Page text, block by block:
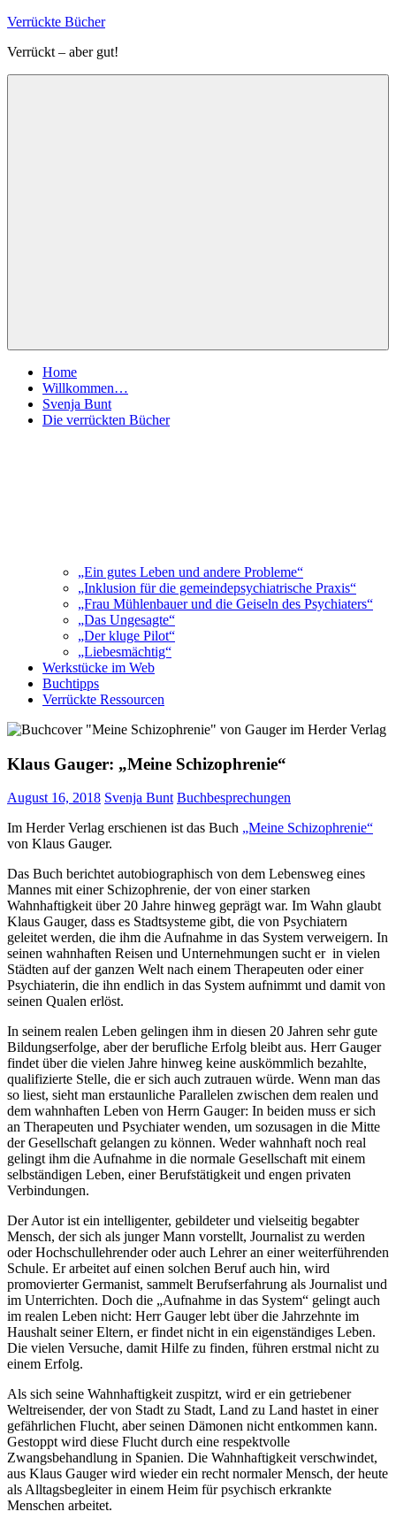
Zum
springen
Verrückte Bücher
Verrückt – aber gut!
Home
Willkommen…
Svenja Bunt
Die verrückten Bücher
„Ein gutes Leben und andere Probleme“
„Inklusion für die gemeindepsychiatrische Praxis“
„Frau Mühlenbauer und die Geiseln des Psychiaters“
„Das Ungesagte“
„Der kluge Pilot“
„Liebesmächtig“
Werkstücke im Web
Buchtipps
Verrückte Ressourcen
Klaus Gauger: „Meine Schizophrenie“
August 16, 2018 Svenja Bunt Buchbesprechungen
Im Herder Verlag erschienen ist das Buch „Meine Schizophrenie“
von Klaus Gauger.
Das Buch berichtet autobiographisch von dem Lebensweg eines
Mannes mit einer Schizophrenie, der von einer starken
Wahnhaftigkeit über 20 Jahre hinweg geprägt war. Im Wahn glaubt
Klaus Gauger, dass es Stadtsysteme gibt, die von Psychiatern
geleitet werden, die ihm die Aufnahme in das System verweigern. In
seinen wahnhaften Reisen und Unternehmungen sucht er in vielen
Städten auf der ganzen Welt nach einem Therapeuten oder einer
Psychiaterin, die ihn endlich in das System aufnimmt und damit von
seinen Qualen erlöst.
In seinem realen Leben gelingen ihm in diesen 20 Jahren sehr gute
Bildungserfolge, aber der berufliche Erfolg bleibt aus. Herr Gauger
findet über die vielen Jahre hinweg keine auskömmlich bezahlte,
qualifizierte Stelle, die er sich auch zutrauen würde. Wenn man das
so liest, sieht man erstaunliche Parallelen zwischen dem realen und
dem wahnhaften Leben von Herrn Gauger: In beiden muss er sich
an Therapeuten und Psychiater wenden, um sozusagen in die Mitte
der Gesellschaft gelangen zu können. Weder wahnhaft noch real
gelingt ihm die Aufnahme in die normale Gesellschaft mit einem
selbständigen Leben, einer Berufstätigkeit und engen privaten
Verbindungen.
Der Autor ist ein intelligenter, gebildeter und vielseitig begabter
Mensch, der sich als junger Mann vorstellt, Journalist zu werden
oder Hochschullehrender oder auch Lehrer an einer weiterführenden
Schule. Er arbeitet auf einen solchen Beruf auch hin, wird
promovierter Germanist, sammelt Berufserfahrung als Journalist und
im Unterrichten. Doch die „Aufnahme in das System“ gelingt auch
im realen Leben nicht: Herr Gauger lebt über die Jahrzehnte im
Haushalt seiner Eltern, er findet nicht in ein eigenständiges Leben.
Die vielen Versuche, damit Hilfe zu finden, führen erstmal nicht zu
einem Erfolg.
Als sich seine Wahnhaftigkeit zuspitzt, wird er ein getriebener
Weltreisender, der von Stadt zu Stadt, Land zu Land hastet in einer
gefährlichen Flucht, aber seinen Dämonen nicht entkommen kann.
Gestoppt wird diese Flucht durch eine respektvolle
Zwangsbehandlung in Spanien. Die Wahnhaftigkeit verschwindet,
aus Klaus Gauger wird wieder ein recht normaler Mensch, der heute
als Alltagsbegleiter in einem Heim für psychisch erkrankte
Menschen arbeitet.